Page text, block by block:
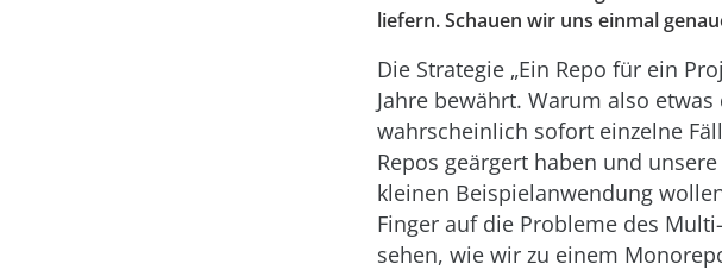
liefern. Schauen wir uns einmal
Die Strategie „Ein Repo für ein
Jahre bewährt. Warum also
wahrscheinlich sofort einzelne
Repos geärgert haben und
kleinen Beispielanwendung
Finger auf die Probleme des
sehen, wie wir zu einem